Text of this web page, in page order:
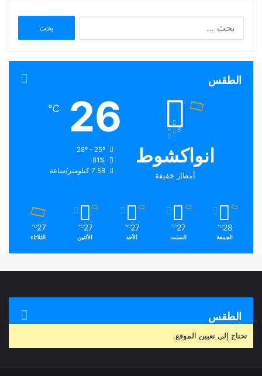
الطقس
انواكشوط
أمطار خفيفة
26
℃
28º - 25º
81%
7.58 كيلومتر/ساعة
28
℃
الجمعة
27
℃
السبت
27
℃
الأحد
27
℃
الأثنين
27
℃
الثلاثاء
الطقس
تحتاج إلى تعيين الموقع.